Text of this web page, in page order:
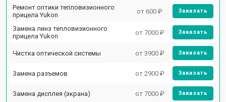
Ремонт оптики тепловизионного
прицела Yukon
от 600 ₽ Заказать
Замена линз тепловизионного
прицела Yukon
от 7000 ₽ Заказать
Чистка оптической системы от 3900 ₽ Заказать
Замена разъемов от 2900 ₽ Заказать
Замена дисплея (экрана) от 7000 ₽ Заказать